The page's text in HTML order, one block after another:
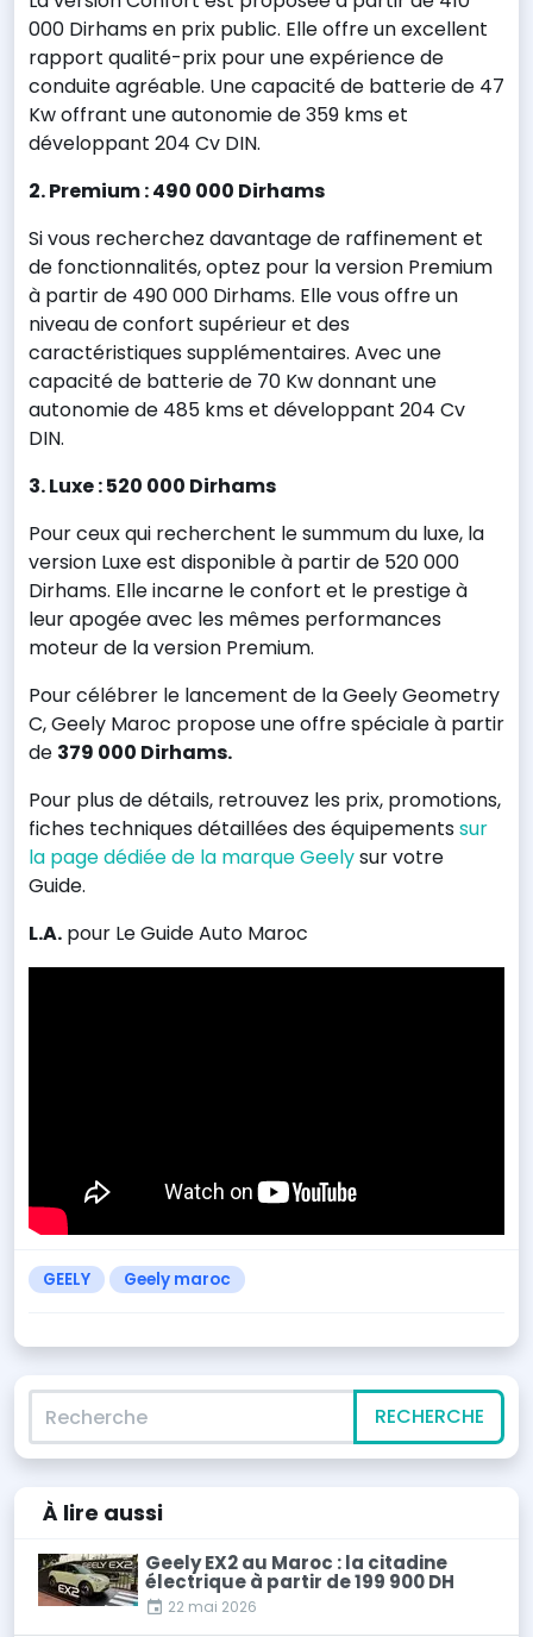
000 Dirhams en prix public. Elle offre un excellent
rapport qualité-prix pour une expérience de
conduite agréable. Une capacité de batterie de 47
Kw offrant une autonomie de 359 kms et
développant 204 Cv DIN.
2. Premium : 490 000 Dirhams
Si vous recherchez davantage de raffinement et
de fonctionnalités, optez pour la version Premium
à partir de 490 000 Dirhams. Elle vous offre un
niveau de confort supérieur et des
caractéristiques supplémentaires. Avec une
capacité de batterie de 70 Kw donnant une
autonomie de 485 kms et développant 204 Cv
DIN.
3. Luxe : 520 000 Dirhams
Pour ceux qui recherchent le summum du luxe, la
version Luxe est disponible à partir de 520 000
Dirhams. Elle incarne le confort et le prestige à
leur apogée avec les mêmes performances
moteur de la version Premium.
Pour célébrer le lancement de la Geely Geometry
C, Geely Maroc propose une offre spéciale à partir
de 379 000 Dirhams.
Pour plus de détails, retrouvez les prix, promotions,
fiches techniques détaillées des équipementssur
la page dédiée de la marque Geelysur votre
Guide.
L.A. pour Le Guide Auto Maroc
GEELY Geely maroc
Recherche
RECHERCHE
À lire aussi
Geely EX2 au Maroc : la citadine
électrique à partir de 199 900 DH
22 mai 2026